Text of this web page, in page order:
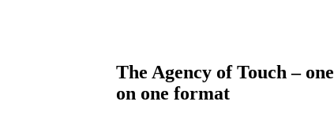
The Agency of Touch – one
on one format